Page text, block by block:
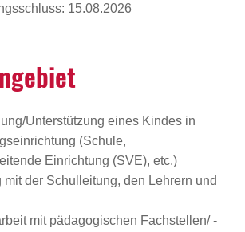
15.08.2026
Unterstützung eines Kindes in
(Schule,
Einrichtung (SVE), etc.)
mit der Schulleitung, den Lehrern und
mit pädagogischen Fachstellen/ -